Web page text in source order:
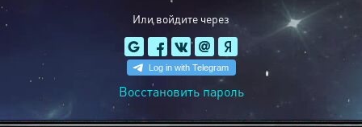
Или войдите через
Восстановить пароль